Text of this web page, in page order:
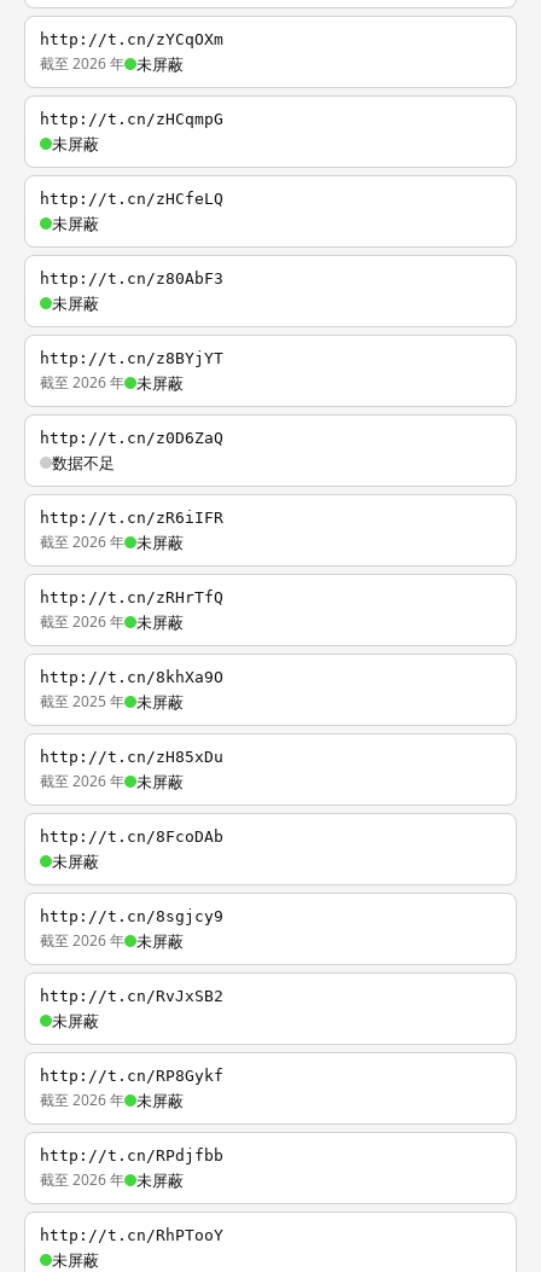
http://t.cn/zYCqOXm
截至 2026 年 未屏蔽
http://t.cn/zHCqmpG
未屏蔽
http://t.cn/zHCfeLQ
未屏蔽
http://t.cn/z80AbF3
未屏蔽
http://t.cn/z8BYjYT
截至 2026 年 未屏蔽
http://t.cn/z0D6ZaQ
数据不足
http://t.cn/zR6iIFR
截至 2026 年 未屏蔽
http://t.cn/zRHrTfQ
截至 2026 年 未屏蔽
http://t.cn/8khXa9O
截至 2025 年 未屏蔽
http://t.cn/zH85xDu
截至 2026 年 未屏蔽
http://t.cn/8FcoDAb
未屏蔽
http://t.cn/8sgjcy9
截至 2026 年 未屏蔽
http://t.cn/RvJxSB2
未屏蔽
http://t.cn/RP8Gykf
截至 2026 年 未屏蔽
http://t.cn/RPdjfbb
截至 2026 年 未屏蔽
http://t.cn/RhPTooY
未屏蔽